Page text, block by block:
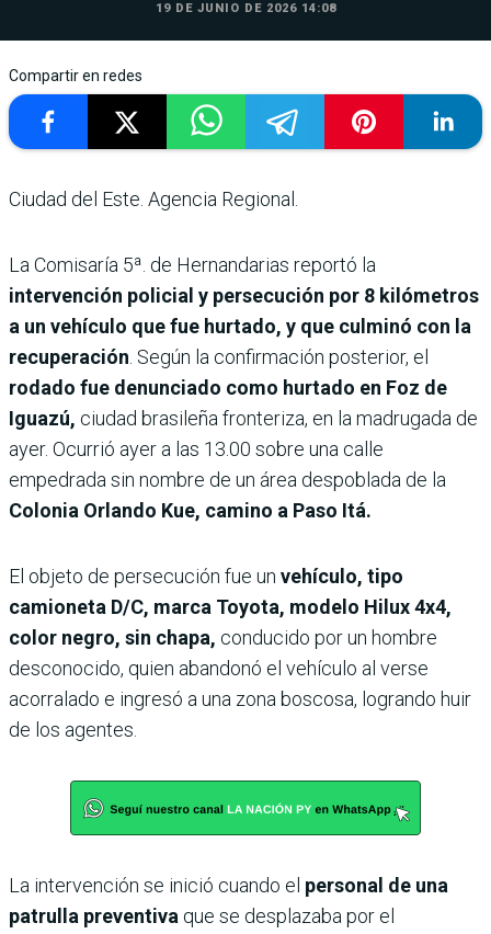
19 DE JUNIO DE 2026 14:08
Compartir en redes
Ciudad del Este. Agencia Regional.
La Comisaría 5ª. de Hernandarias reportó la
intervención policial y persecución por 8 kilómetros
a un vehículo que fue hurtado, y que culminó con la
recuperación . Según la confirmación posterior, el
rodado fue denunciado como hurtado en Foz de
Iguazú, ciudad brasileña fronteriza, en la madrugada de
ayer. Ocurrió ayer a las 13.00 sobre una calle
empedrada sin nombre de un área despoblada de la
Colonia Orlando Kue, camino a Paso Itá.
El objeto de persecución fue un vehículo, tipo
camioneta D/C, marca Toyota, modelo Hilux 4x4,
color negro, sin chapa, conducido por un hombre
desconocido, quien abandonó el vehículo al verse
acorralado e ingresó a una zona boscosa, logrando huir
de los agentes.
La intervención se inició cuando el personal de una
patrulla preventiva que se desplazaba por el